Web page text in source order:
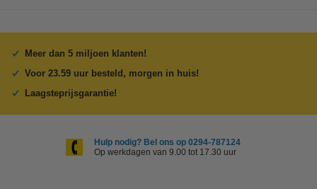
Meer dan 5 miljoen klanten!
Voor 23.59 uur besteld, morgen in huis!
Laagsteprijsgarantie!
Hulp nodig? Bel ons op 0294-787124
Op werkdagen van 9.00 tot 17.30 uur